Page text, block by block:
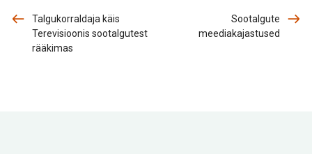
Talgukorraldaja käis
Terevisioonis sootalgutest
rääkimas
Sootalgute
meediakajastused